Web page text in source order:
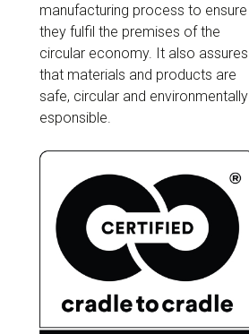
manufacturing process to ensure
they fulfil the premises of the
circular economy. It also assures
that materials and products are
safe, circular and environmentally
esponsible.